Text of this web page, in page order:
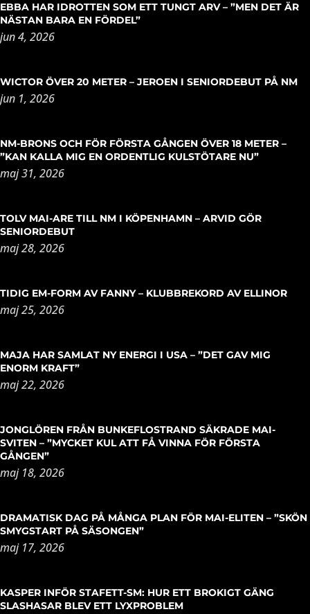
EBBA HAR IDROTTEN SOM ETT TUNGT ARV – ”MEN DET ÄR
NÄSTAN BARA EN FÖRDEL”
jun 4, 2026
WICTOR ÖVER 20 METER – JEROEN I SENIORDEBUT PÅ NM
jun 1, 2026
NM-BRONS OCH FÖR FÖRSTA GÅNGEN ÖVER 18 METER –
”KAN KALLA MIG EN ORDENTLIG KULSTÖTARE NU”
maj 31, 2026
TOLV MAI-ARE TILL NM I KÖPENHAMN – ARVID GÖR
SENIORDEBUT
maj 28, 2026
TIDIG EM-FORM AV FANNY – KLUBBREKORD AV ELLINOR
maj 25, 2026
MAJA HAR SAMLAT NY ENERGI I USA – ”DET GAV MIG
ENORM KRAFT”
maj 22, 2026
JONGLÖREN FRÅN BUNKEFLOSTRAND SÄKRADE MAI-
SVITEN – ”MYCKET KUL ATT FÅ VINNA FÖR FÖRSTA
GÅNGEN”
maj 18, 2026
DRAMATISK DAG PÅ MÅNGA PLAN FÖR MAI-ELITEN – ”SKÖN
SMYGSTART PÅ SÄSONGEN”
maj 17, 2026
KASPER INFÖR STAFETT-SM: HUR ETT BROKIGT GÄNG
SLASHASAR BLEV ETT LYXPROBLEM